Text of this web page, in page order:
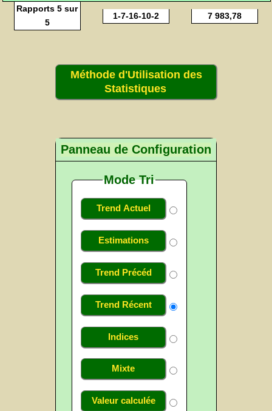
Rapports 5 sur
5
1-7-16-10-2 7 983,78
Méthode d'Utilisation des
Statistiques
Panneau de Configuration
Mode Tri
Trend Actuel
Estimations
Trend Précéd
Trend Récent
Indices
Mixte
Valeur calculée